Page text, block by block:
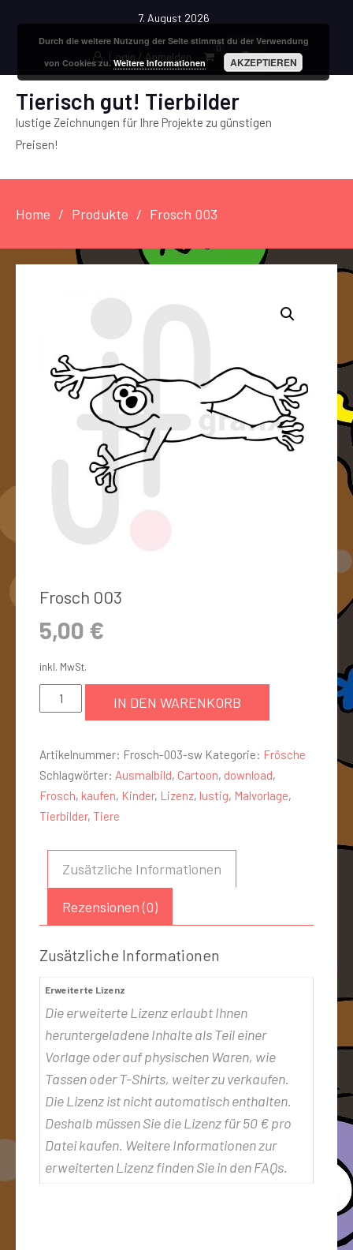
7. August 2026
Login / Anmelden
0
Tierisch gut! Tierbilder
lustige Zeichnungen für Ihre Projekte zu günstigen
Preisen!
Home Produkte Frosch 003
Frosch 003
5,00 €
inkl. MwSt.
IN DEN WARENKORB
Artikelnummer: Frosch-003-sw Kategorie: Frösche
Schlagwörter: Ausmalbild, Cartoon, download,
Frosch, kaufen, Kinder, Lizenz, lustig, Malvorlage,
Tierbilder, Tiere
Zusätzliche Informationen
Rezensionen (0)
Zusätzliche Informationen
Erweiterte Lizenz
Die erweiterte Lizenz erlaubt Ihnen
heruntergeladene Inhalte als Teil einer
Vorlage oder auf physischen Waren, wie
Tassen oder T-Shirts, weiter zu verkaufen.
Die Lizenz ist nicht automatisch enthalten.
Deshalb müssen Sie die Lizenz für 50 € pro
Datei kaufen. Weitere Informationen zur
erweiterten Lizenz finden Sie in den FAQs.
Durch die weitere Nutzung der Seite stimmst du der Verwendung
von Cookies zu.Weitere Informationen AKZEPTIEREN